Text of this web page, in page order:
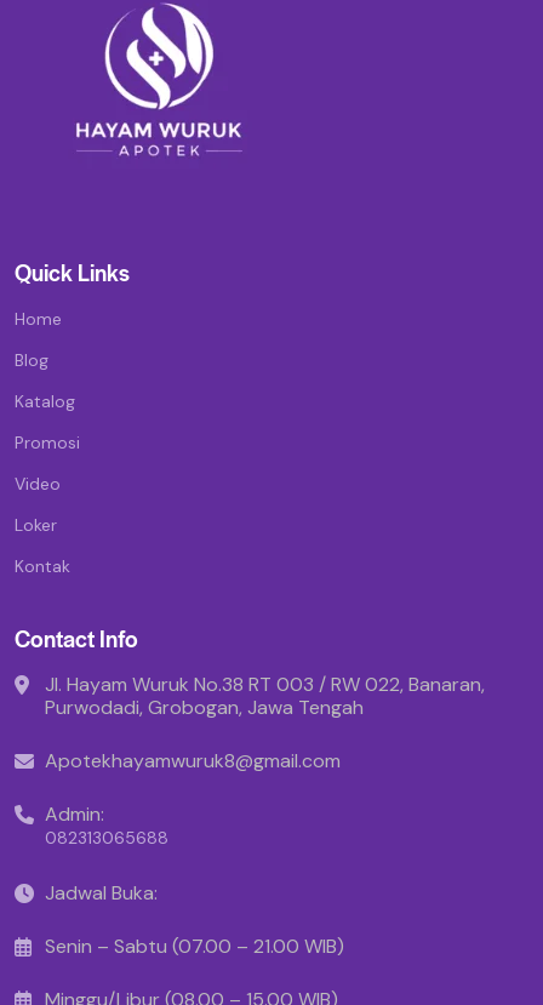
Quick Links
Home
Blog
Katalog
Promosi
Video
Loker
Kontak
Contact Info
Jl. Hayam Wuruk No.38 RT 003 / RW 022, Banaran,
Purwodadi, Grobogan, Jawa Tengah
Apotekhayamwuruk8@gmail.com
Admin:
082313065688
Jadwal Buka:
Senin – Sabtu (07.00 – 21.00 WIB)
Minggu/Libur (08.00 – 15.00 WIB)